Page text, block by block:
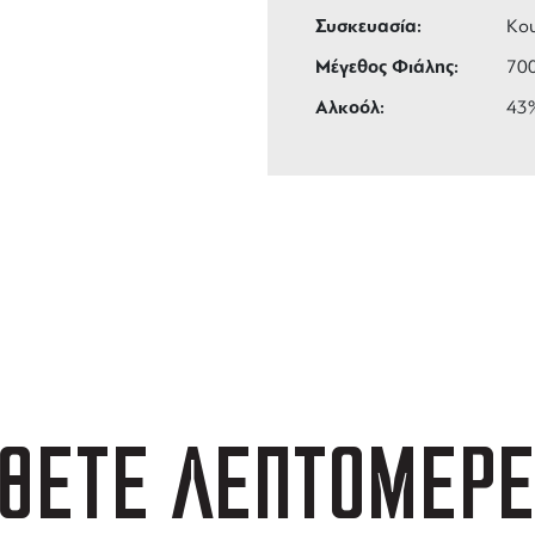
Συσκευασία:
Μέγεθος Φιάλης:
Αλκοόλ: